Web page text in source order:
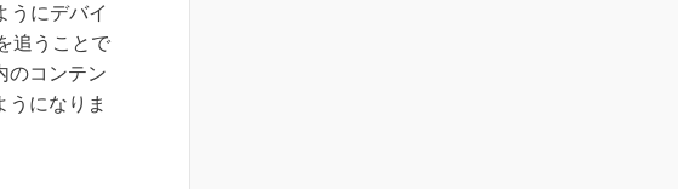
うにデバイ
追うことで
のコンテン
うになりま